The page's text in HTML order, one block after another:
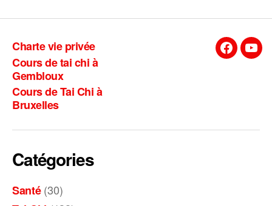
Charte vie privée
Cours de tai chi à
Gembloux
Cours de Tai Chi à
Bruxelles
Facebook
Catégories
Santé(30)